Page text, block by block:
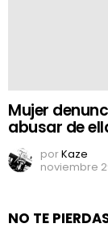
Mujer
abusar de
porKaze
noviembre
NO TE